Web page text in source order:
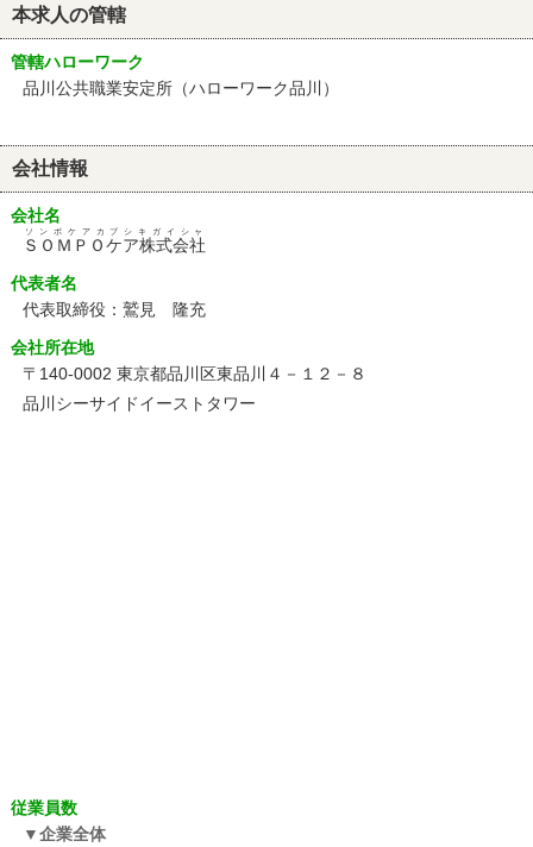
本求人の管轄
管轄ハローワーク
品川公共職業安定所（ハローワーク品川）
会社情報
会社名
ＳＯＭＰＯケア株式会社
ソンポケアカブシキガイシャ
代表者名
代表取締役：鷲見 隆充
会社所在地
〒140-0002 東京都品川区東品川４－１２－８
品川シーサイドイーストタワー
従業員数
企業全体